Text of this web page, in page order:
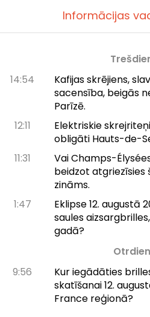
Informācijas
14:54
Kafijas skrējiens,
sacensība, beigās
Parīzē.
12:11
Elektriskie
obligāti Hauts-de-
11:31
Vai Champs-
beidzot atgriezīsies
zināms.
1:47
Eklipse 12. augustā
saules
gadā?
9:56
Kur iegādāties
skatīšanai 12.
France reģionā?